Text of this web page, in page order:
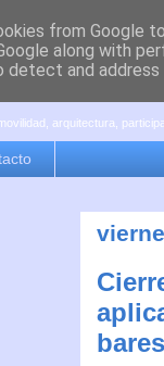
arquitectura,
from Google
along with
and address